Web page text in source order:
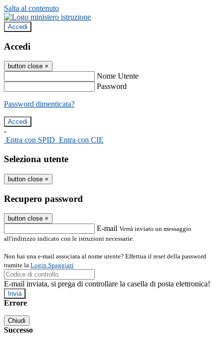
Salta al contenuto
Accedi
Accedi
button close ×
Nome Utente
Password
Password dimenticata?
-
Entra con SPID Entra con CIE
Seleziona utente
button close ×
Recupero password
button close ×
E-mail Verrà inviato un messaggio
all'indirizzo indicato con le istruzioni necessarie.
Non hai una e-mail associata al nome utente? Effettua il reset della password
tramite la Login Spaggiari
E-mail inviata, si prega di controllare la casella di posta elettronica!
Errore
Chiudi
Successo